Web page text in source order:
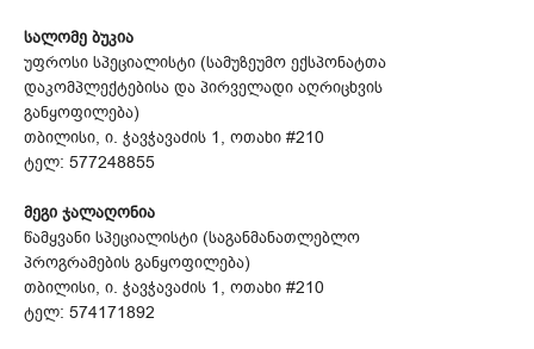
სალომე ბუკია
უფროსი სპეციალისტი (სამუზეუმო ექსპონატთა
დაკომპლექტებისა და პირველადი აღრიცხვის
განყოფილება)
თბილისი, ი. ჭავჭავაძის 1, ოთახი #210
ტელ: 577248855
მეგი ჯალაღონია
წამყვანი სპეციალისტი (საგანმანათლებლო
პროგრამების განყოფილება)
თბილისი, ი. ჭავჭავაძის 1, ოთახი #210
ტელ: 574171892